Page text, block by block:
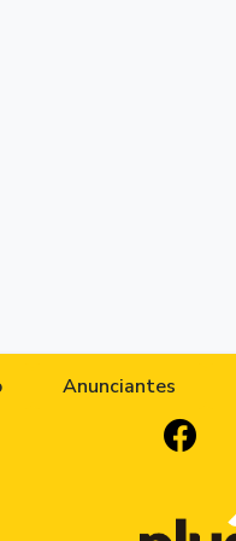
Anunciantes